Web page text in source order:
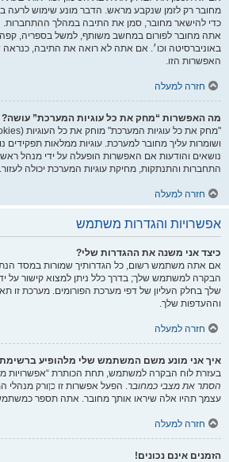
מחובר רק לזמן שנקבע מראש. הדבר מונע שימוש לרעה
כדי להישאר מחובר, סמן את התיבה במהלך ההתחברות.
אתה מחובר לפורום במחשב משותף, למשל בספריה,
באוניברסיטה וכו׳. אם אתה לא רואה את התיבה,
האפשרות הזו.
חזרה למעלה
מה האפשרות “מחק את כל עוגיות המערכת” עושה?
ושומרות עליך מחובר למערכת. עוגיות ממלאות תפקידים
נושאים והודעות אם האפשרות הופעלה על ידי מנהל
התחברות והתנתקות, מחיקת עוגיות המערכת יכולה לעזור.
חזרה למעלה
אפשרויות והגדרות משתמש
כיצד אני משנה את ההגדרות שלי?
אם אתה משתמש רשום, כל הגדרותיך שמורות במסד
הבקרה למשתמש שלך; בדרך כלל ניתן למצוא קישור על
שלך בחלק העליון של דפי מערכת הפורומים. מערכת זו
וההעדפות שלך.
חזרה למעלה
איך אני מונע משם המשתמש שלי מלהופיע
בעזרת לוח הבקרה למשתמש, תחת הכותרת “אפשרויות
הסתר את מצבי כמחובר. הפעל אפשרות זו כןורק מנהלי
עצמך תהיו אלה שיראו אותך מחובר. אתה תספר
חזרה למעלה
הזמנים אינם נכונים!